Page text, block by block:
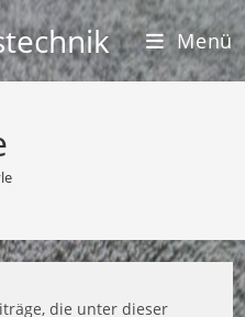
Menü
die unter dieser